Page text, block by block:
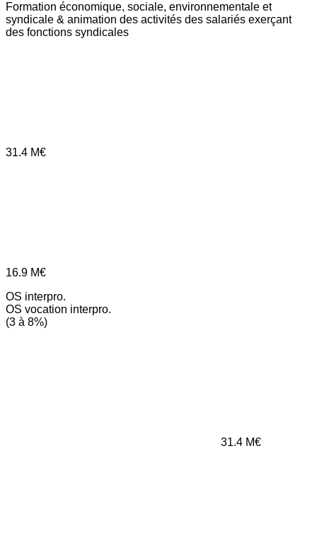
Formation économique, sociale, environnementale et
syndicale & animation des activités des salariés exerçant
des fonctions syndicales
31.4 M€
16.9 M€
OS interpro.
OS vocation interpro.
(3 à 8%)
31.4 M€